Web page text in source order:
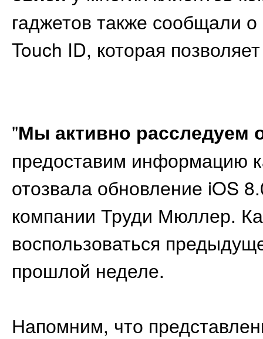
гаджетов также сообщали
Touch ID, которая
"Мы активно расследуем
предоставим информацию
отозвала обновление iOS
компании Труди Мюллер.
воспользоваться
прошлой неделе.
Напомним, что